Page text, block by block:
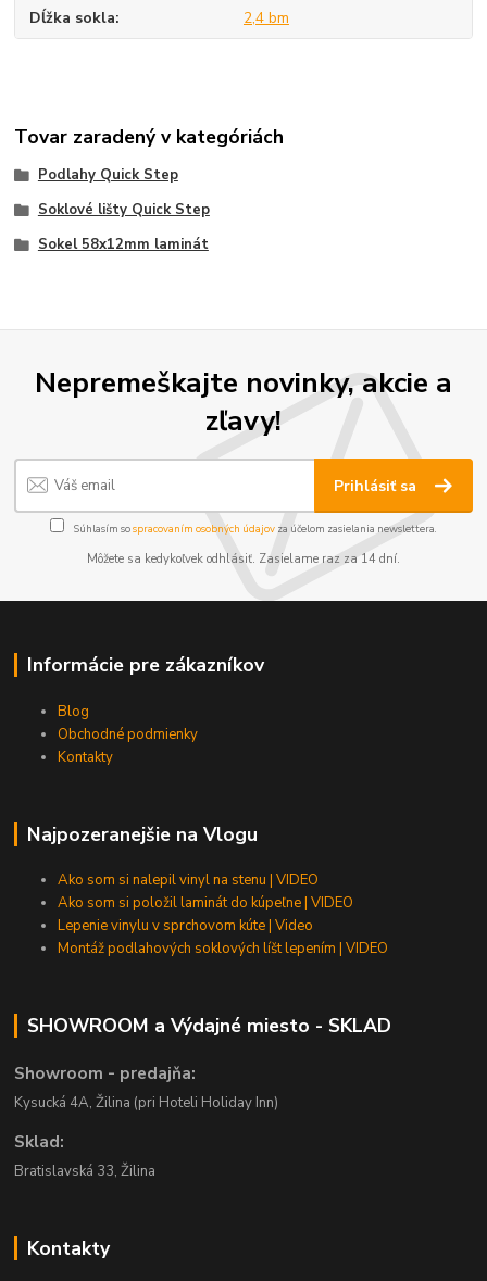
Dĺžka sokla 2,4 bm
Tovar zaradený v kategóriách
Podlahy Quick Step
Soklové lišty Quick Step
Sokel 58x12mm laminát
Nepremeškajte novinky, akcie a
zľavy!
Prihlásiť sa
Súhlasím sospracovaním osobných údajov za účelom zasielania newslettera.
Môžete sa kedykoľvek odhlásiť. Zasielame raz za 14 dní.
Informácie pre zákazníkov
Blog
Obchodné podmienky
Kontakty
Najpozeranejšie na Vlogu
Ako som si nalepil vinyl na stenu | VIDEO
Ako som si položil laminát do kúpeľne | VIDEO
Lepenie vinylu v sprchovom kúte | Video
Montáž podlahových soklových líšt lepením | VIDEO
SHOWROOM a Výdajné miesto - SKLAD
Showroom - predajňa:
Kysucká 4A, Žilina (pri Hoteli Holiday Inn)
Sklad:
Bratislavská 33, Žilina
Kontakty